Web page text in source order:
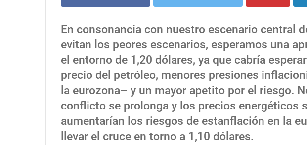
En consonancia con nuestro escenario central
evitan los peores escenarios, esperamos una
el entorno de 1,20 dólares, ya que cabría
precio del petróleo, menores presiones
la eurozona– y un mayor apetito por el riesgo.
conflicto se prolonga y los precios energéticos
aumentarían los riesgos de estanflación en la
llevar el cruce en torno a 1,10 dólares.